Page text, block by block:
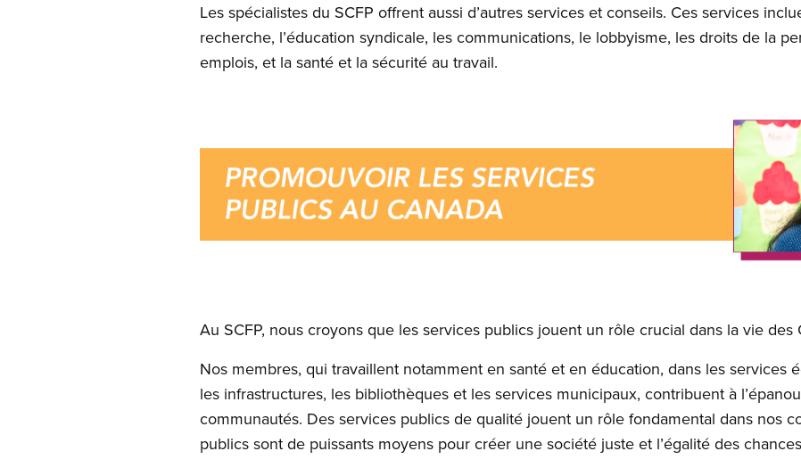
Les spécialistes du SCFP offrent aussi d’autres services et conseils. Ces services
recherche, l’éducation syndicale, les communications, le lobbyisme, les droits de la
emplois, et la santé et la sécurité au travail.
Au SCFP, nous croyons que les services publics jouent un rôle crucial dans la vie des
Nos membres, qui travaillent notamment en santé et en éducation, dans les services
les infrastructures, les bibliothèques et les services municipaux, contribuent à
communautés. Des services publics de qualité jouent un rôle fondamental dans nos
publics sont de puissants moyens pour créer une société juste et l’égalité des